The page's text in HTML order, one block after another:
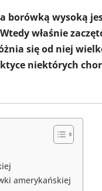
wysoką
właśnie
się od niej
niektórych
amerykańskiej